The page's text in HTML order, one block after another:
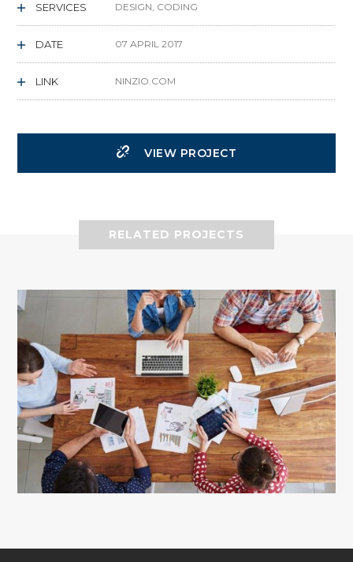
SERVICES DESIGN, CODING
DATE 07 APRIL 2017
LINK NINZIO.COM
VIEW PROJECT
RELATED PROJECTS